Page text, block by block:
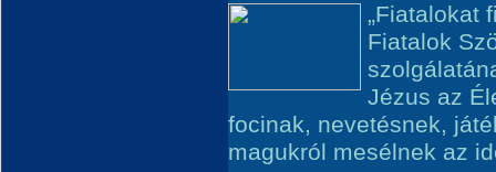
„Fiatalokat
Fiatalok
Jézus az
focinak, nevetésnek,
magukról mesélnek az